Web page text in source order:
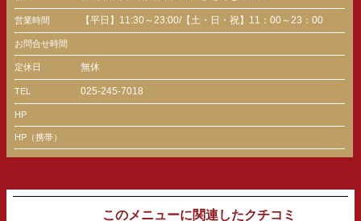
営業時間 【平日】11:30～23:00/【土・日・祝】11：00～23：00
お問合せ時間
定休日 無休
TEL 025-245-7018
HP
HP（携帯）
このメニューに関連したクチコミ